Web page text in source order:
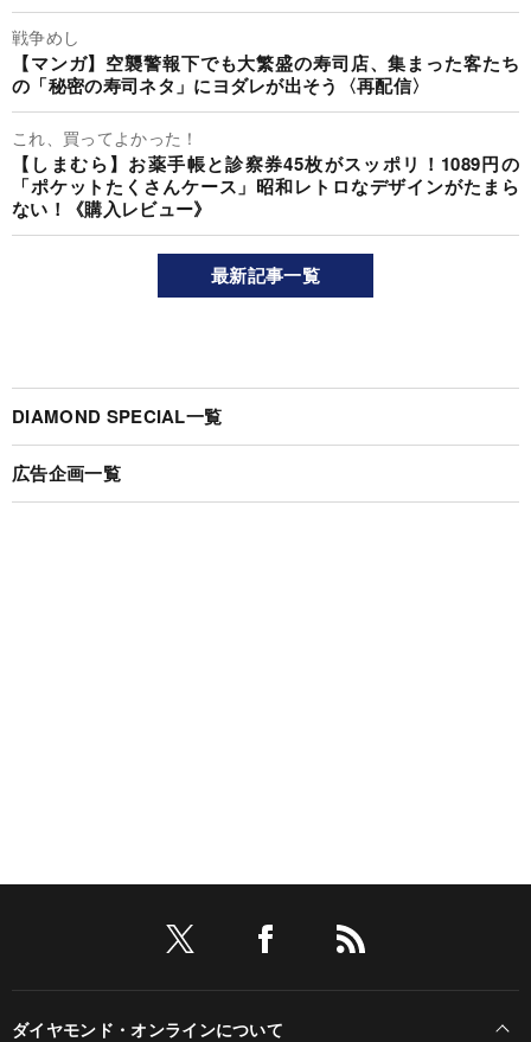
戦争めし
【マンガ】空襲警報下でも大繁盛の寿司店、集まった客たち
の「秘密の寿司ネタ」にヨダレが出そう〈再配信〉
これ、買ってよかった！
【しまむら】お薬手帳と診察券45枚がスッポリ！1089円の
「ポケットたくさんケース」昭和レトロなデザインがたまら
ない！《購入レビュー》
最新記事一覧
DIAMOND SPECIAL一覧
広告企画一覧
ダイヤモンド・オンラインについて